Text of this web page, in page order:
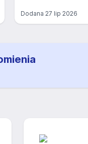
Dodana 27 lip 2026